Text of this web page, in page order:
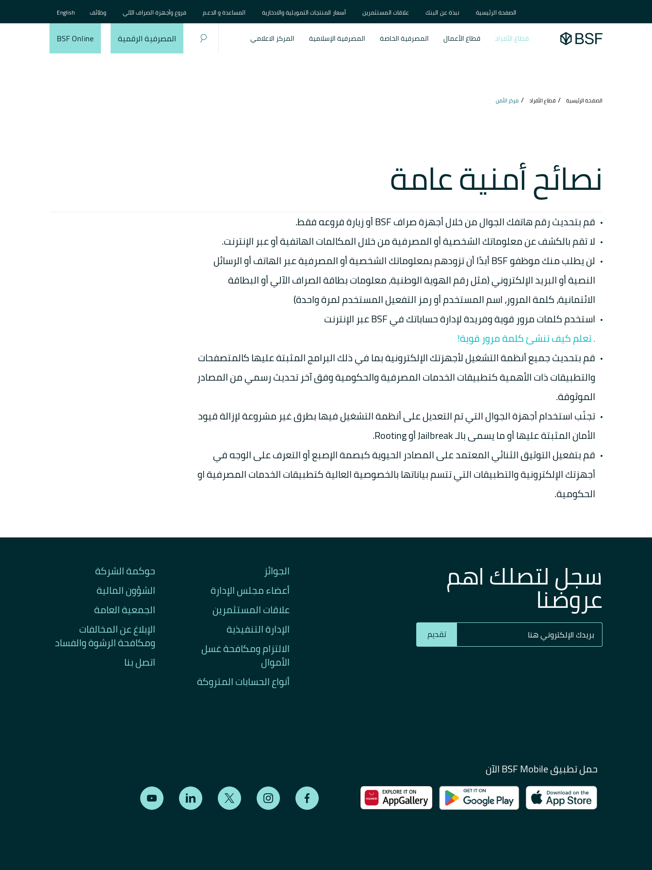
الصفحة الرئيسية نبذة عن البنك علاقات المستثمرين أسعار المنتجات التمويلية والادخارية المساعدة و الدعم فروع وأجهزة الصراف الآلي وظائف English
قطاع الأفراد قطاع الأعمال المصرفية الخاصة المصرفية الإسلامية المركز الاعلامي المصرفية الرقمية BSF Online
الصفحة الرئيسية قطاع الأفراد مركز الأمن
نصائح أمنية عامة
قم بتحديث رقم هاتفك الجوال من خلال أجهزة صراف BSF أو زيارة فروعه فقط.
لا تقم بالكشف عن معلوماتك الشخصية أو المصرفية من خلال المكالمات الهاتفية أو عبر الإنترنت.
لن يطلب منك موظفو BSF أبدًا أن تزودهم بمعلوماتك الشخصية أو المصرفية عبر الهاتف أو الرسائل
النصية أو البريد الإلكتروني (مثل رقم الهوية الوطنية، معلومات بطاقة الصراف الآلي أو البطاقة
الائتمانية، كلمة المرور، اسم المستخدم أو رمز التفعيل المستخدم لمرة واحدة)
استخدم كلمات مرور قوية وفريدة لإدارة حساباتك في BSF عبر الإنترنت
. تعلم كيف تنشئ كلمة مرور قوية!
قم بتحديث جميع أنظمة التشغيل لأجهزتك الإلكترونية بما في ذلك البرامج المثبتة عليها كالمتصفحات
والتطبيقات ذات الأهمية كتطبيقات الخدمات المصرفية والحكومية وفق آخر تحديث رسمي من المصادر
الموثوقة.
تجنّب استخدام أجهزة الجوال التي تم التعديل على أنظمة التشغيل فيها بطرق غير مشروعة لإزالة قيود
الأمان المثبتة عليها أو ما يسمى بالـ Jailbreak أو Rooting.
قم بتفعيل التوثيق الثنائي المعتمد على المصادر الحيوية كبصمة الإصبع أو التعرف على الوجه في
أجهزتك الإلكترونية والتطبيقات التي تتسم بياناتها بالخصوصية العالية كتطبيقات الخدمات المصرفية او
الحكومية.
سجل لتصلك اهم
عروضنا
تقديم
الجوائز
أعضاء مجلس الإدارة
علاقات المستثمرين
الإدارة التنفيذية
الالتزام ومكافحة غسل
الأموال
أنواع الحسابات المتروكة
حوكمة الشركة
الشؤون المالية
الجمعية العامة
الإبلاغ عن المخالفات
ومكافحة الرشوة والفساد
اتصل بنا
حمل تطبيق BSF Mobile الآن